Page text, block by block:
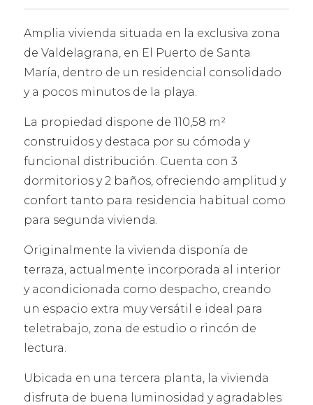
Amplia vivienda situada en la exclusiva zona
de Valdelagrana, en El Puerto de Santa
María, dentro de un residencial consolidado
y a pocos minutos de la playa.
La propiedad dispone de 110,58 m²
construidos y destaca por su cómoda y
funcional distribución. Cuenta con 3
dormitorios y 2 baños, ofreciendo amplitud y
confort tanto para residencia habitual como
para segunda vivienda.
Originalmente la vivienda disponía de
terraza, actualmente incorporada al interior
y acondicionada como despacho, creando
un espacio extra muy versátil e ideal para
teletrabajo, zona de estudio o rincón de
lectura.
Ubicada en una tercera planta, la vivienda
disfruta de buena luminosidad y agradables